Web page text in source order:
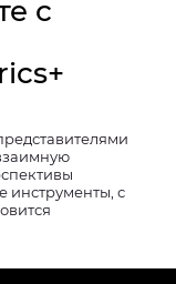
с
инструменты, с